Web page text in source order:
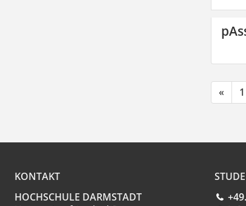
« 1
KONTAKT
HOCHSCHULE DARMSTADT